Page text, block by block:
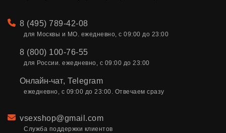
Телефон
8 (495) 789-42-08
для Москвы и МО. ежедневно, с 09:00 до 23:00
8 (800) 100-76-55
для России. ежедневно, с 09:00 до 23:00
Онлайн-чат, Telegram
ежедневно, с 09:00 до 23:00. Отвечаем сразу
Email
vsexshop@gmail.com
Служба поддержки клиентов